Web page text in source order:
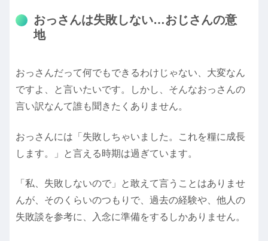
おっさんは失敗しない…おじさんの意
地
おっさんだって何でもできるわけじゃない、大変なん
ですよ、と言いたいです。しかし、そんなおっさんの
言い訳なんて誰も聞きたくありません。
おっさんには「失敗しちゃいました。これを糧に成長
します。」と言える時期は過ぎています。
「私、失敗しないので」と敢えて言うことはありませ
んが、そのくらいのつもりで、過去の経験や、他人の
失敗談を参考に、入念に準備をするしかありません。